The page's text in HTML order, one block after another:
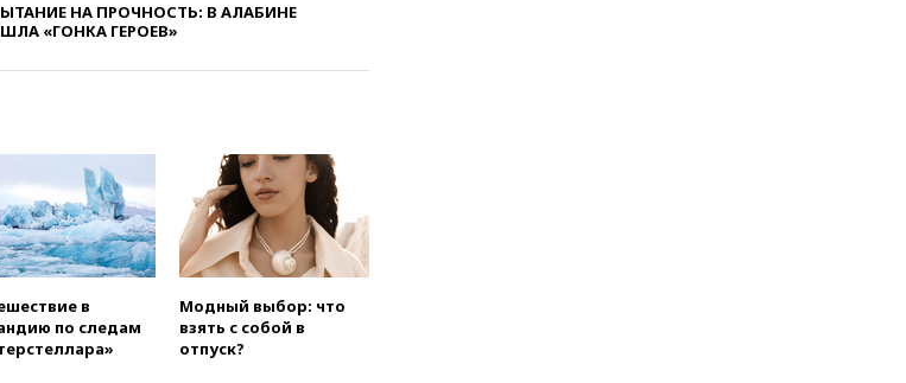
Белгородскую область
вчера, 17:35
В Казани
пятилетний ребенок погиб при
падении из окна десятого
этажа
вчера, 17:17
Bloomberg:
киберкомандование США
расследует серию
самоубийств своих служащих
вчера, 17:00 Сняты
НА ПРОЧНОСТЬ: В АЛАБИНЕ
«ГОНКА ГЕРОЕВ»
в
по следам
Модный выбор: что
взять с собой в
отпуск?